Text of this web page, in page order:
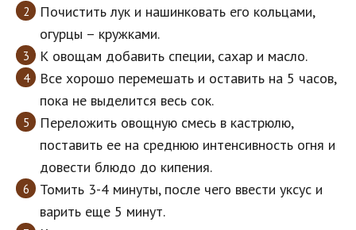
Почистить лук и нашинковать его кольцами,
огурцы – кружками.
К овощам добавить специи, сахар и масло.
Все хорошо перемешать и оставить на 5 часов,
пока не выделится весь сок.
Переложить овощную смесь в кастрюлю,
поставить ее на среднюю интенсивность огня и
довести блюдо до кипения.
Томить 3-4 минуты, после чего ввести уксус и
варить еще 5 минут.